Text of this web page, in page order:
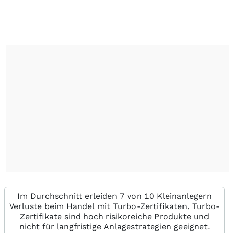
Im Durchschnitt erleiden 7 von 10 Kleinanlegern
Verluste beim Handel mit Turbo-Zertifikaten. Turbo-
Zertifikate sind hoch risikoreiche Produkte und
nicht für langfristige Anlagestrategien geeignet.